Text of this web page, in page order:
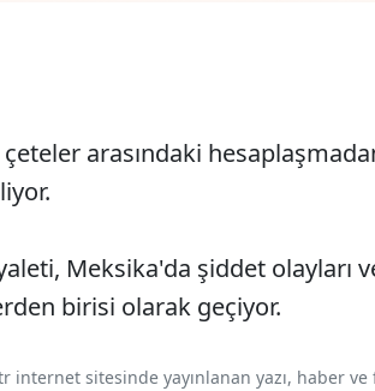
arasındaki
Meksika'da şiddet olayları
birisi olarak geçiyor.
internet sitesinde yayınlanan yazı, haber